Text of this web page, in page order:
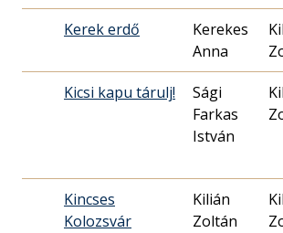
Kerek erdő
Kerekes
Anna
Kicsi kapu tárulj!
Sági
Farkas
István
Kincses
Kolozsvár
Kilián
Zoltán